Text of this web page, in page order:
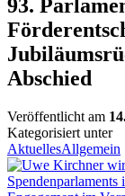
93.
Abschied
Veröffentlicht am
Kategorisiert unter
AktuellesAllgemein